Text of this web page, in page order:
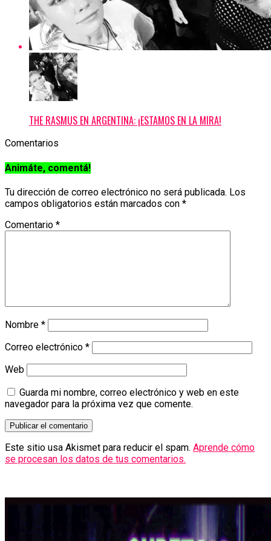
THE RASMUS EN ARGENTINA: ¡ESTAMOS EN LA MIRA!
Comentarios
Animáte, comentá!
Tu dirección de correo electrónico no será publicada. Los
campos obligatorios están marcados con *
Comentario *
Nombre *
Correo electrónico *
Web
Guarda mi nombre, correo electrónico y web en este
navegador para la próxima vez que comente.
Este sitio usa Akismet para reducir el spam. Aprende cómo
se procesan los datos de tus comentarios.